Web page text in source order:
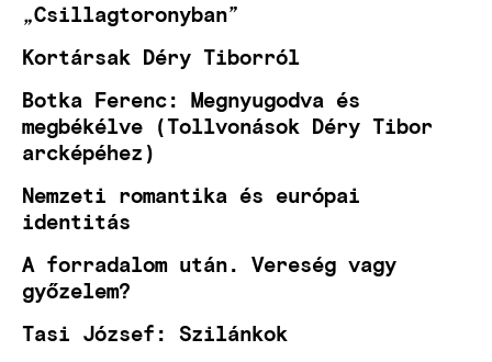
„Csillagtoronyban”
Kortársak Déry Tiborról
Botka Ferenc: Megnyugodva és
megbékélve (Tollvonások Déry Tibor
arcképéhez)
Nemzeti romantika és európai
identitás
A forradalom után. Vereség vagy
győzelem?
Tasi József: Szilánkok